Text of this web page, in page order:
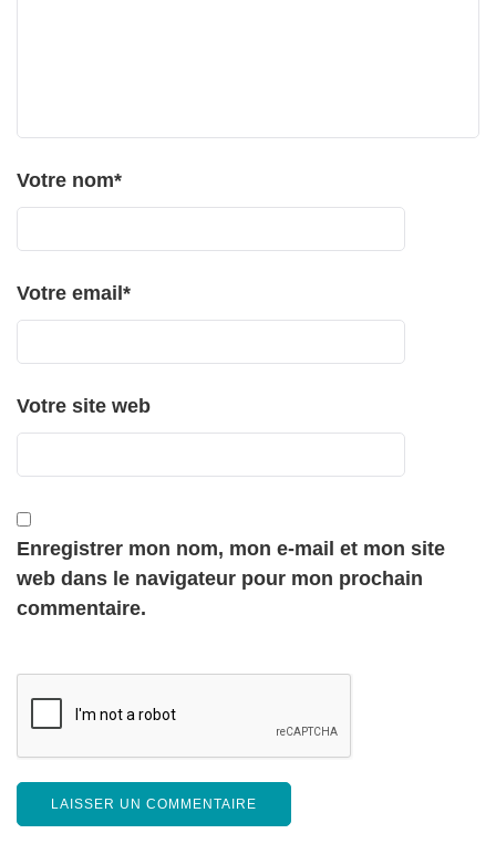
Votre nom*
Votre email*
Votre site web
Enregistrer mon nom, mon e-mail et mon site
web dans le navigateur pour mon prochain
commentaire.